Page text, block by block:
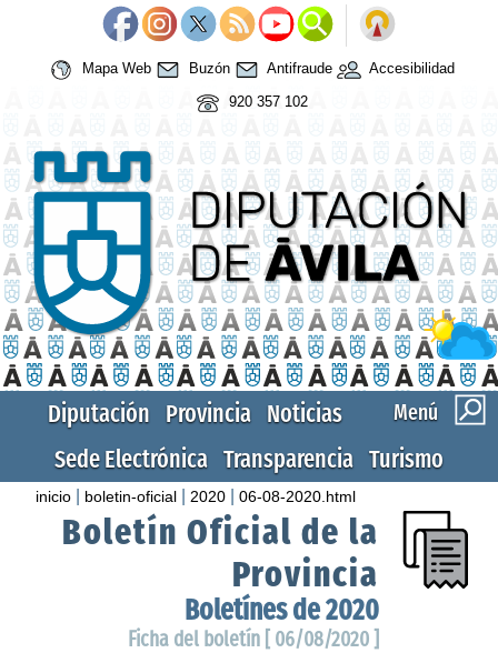
Mapa Web Buzón Antifraude
Accesibilidad
920 357 102
Menú
Diputación Provincia Noticias
Sede Electrónica Transparencia Turismo
inicio boletin-oficial 2020 |06-08-2020.html
Boletín Oficial de la
Provincia
Boletínes de 2020
Ficha del boletín [ 06/08/2020 ]